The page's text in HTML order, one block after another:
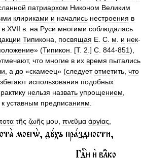
патриархом Никоном Великим
клириками и начались нестроения в
в XVII в на Руси многими соблюдалась
Типикона посвящая Е С м и нек-
» (Типикон . [Т. 2 .] С 844-851),
, что многие в их время пытались
а до «скамеец» (следует отметить что
использования подобных
нельзя назвать упрощением
к уставным предписаниям
τῆς ζωῆς μου πνεῦμα ἀργίας